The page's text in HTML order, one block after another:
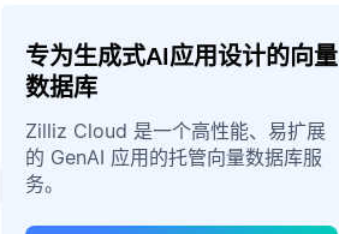
专为生成式AI应用设计的向量
数据库
Zilliz Cloud 是一个高性能、易扩展
的 GenAI 应用的托管向量数据库服
务。